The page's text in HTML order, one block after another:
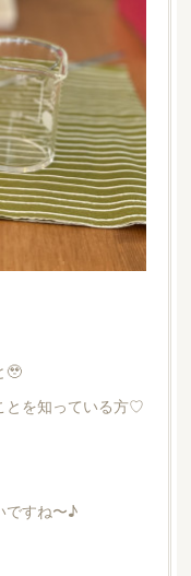
🥹
とを知っている方♡
ですね〜♪